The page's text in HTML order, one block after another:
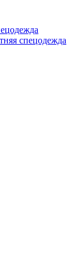
спецодежда